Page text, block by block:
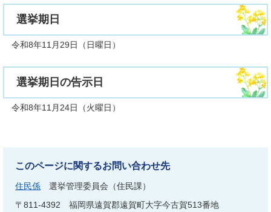
選挙期日
令和8年11月29日（日曜日）
選挙期日の告示日
令和8年11月24日（火曜日）
このページに関するお問い合わせ先
住民係
選挙管理委員会（住民課）
〒811-4392
福岡県遠賀郡遠賀町大字今古賀513番地